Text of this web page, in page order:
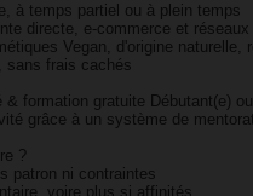
à temps partiel ou à plein temps
directe, e-commerce et
Vegan, d'origine naturelle,
sans frais cachés
formation gratuite Débutant(e)
grâce à un système de
?
patron ni contraintes
voire plus si affinités